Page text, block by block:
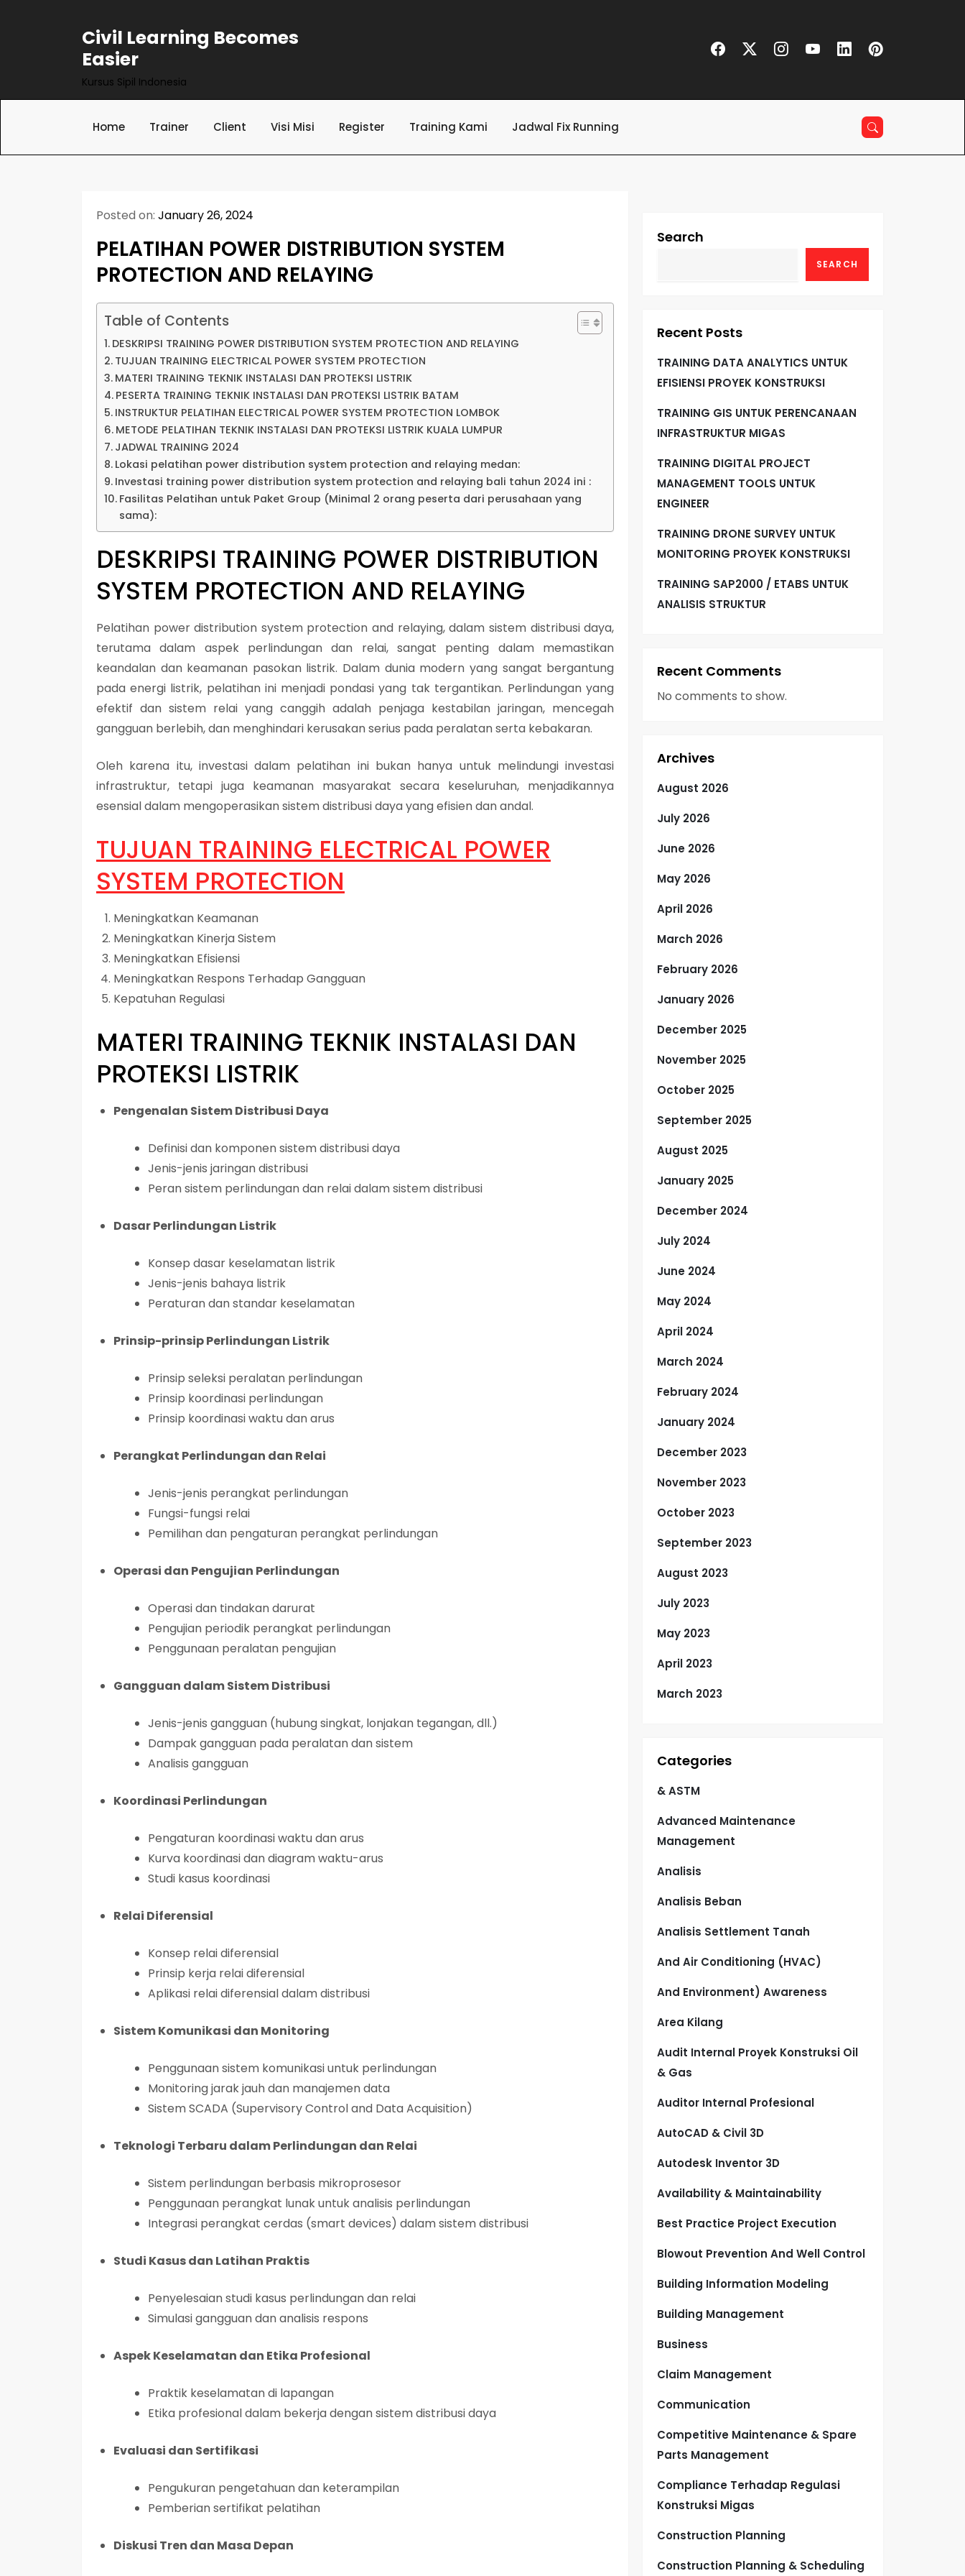
Civil Learning Becomes
Easier
Kursus Sipil Indonesia
Home Trainer Client Visi Misi Register Training Kami Jadwal Fix Running
Posted on: January 26, 2024
PELATIHAN POWER DISTRIBUTION SYSTEM
PROTECTION AND RELAYING
Table of Contents
DESKRIPSI TRAINING POWER DISTRIBUTION SYSTEM PROTECTION AND RELAYING
TUJUAN TRAINING ELECTRICAL POWER SYSTEM PROTECTION
MATERI TRAINING TEKNIK INSTALASI DAN PROTEKSI LISTRIK
PESERTA TRAINING TEKNIK INSTALASI DAN PROTEKSI LISTRIK BATAM
INSTRUKTUR PELATIHAN ELECTRICAL POWER SYSTEM PROTECTION LOMBOK
METODE PELATIHAN TEKNIK INSTALASI DAN PROTEKSI LISTRIK KUALA LUMPUR
JADWAL TRAINING 2024
Lokasi pelatihan power distribution system protection and relaying medan:
Investasi training power distribution system protection and relaying bali tahun 2024 ini :
Fasilitas Pelatihan untuk Paket Group (Minimal 2 orang peserta dari perusahaan yang
sama):
DESKRIPSI TRAINING POWER DISTRIBUTION
SYSTEM PROTECTION AND RELAYING
Pelatihan power distribution system protection and relaying, dalam sistem distribusi daya,
terutama dalam aspek perlindungan dan relai, sangat penting dalam memastikan
keandalan dan keamanan pasokan listrik. Dalam dunia modern yang sangat bergantung
pada energi listrik, pelatihan ini menjadi pondasi yang tak tergantikan. Perlindungan yang
efektif dan sistem relai yang canggih adalah penjaga kestabilan jaringan, mencegah
gangguan berlebih, dan menghindari kerusakan serius pada peralatan serta kebakaran.
Oleh karena itu, investasi dalam pelatihan ini bukan hanya untuk melindungi investasi
infrastruktur, tetapi juga keamanan masyarakat secara keseluruhan, menjadikannya
esensial dalam mengoperasikan sistem distribusi daya yang efisien dan andal.
TUJUAN TRAINING ELECTRICAL POWER
SYSTEM PROTECTION
Meningkatkan Keamanan
Meningkatkan Kinerja Sistem
Meningkatkan Efisiensi
Meningkatkan Respons Terhadap Gangguan
Kepatuhan Regulasi
MATERI TRAINING TEKNIK INSTALASI DAN
PROTEKSI LISTRIK
Pengenalan Sistem Distribusi Daya
Definisi dan komponen sistem distribusi daya
Jenis-jenis jaringan distribusi
Peran sistem perlindungan dan relai dalam sistem distribusi
Dasar Perlindungan Listrik
Konsep dasar keselamatan listrik
Jenis-jenis bahaya listrik
Peraturan dan standar keselamatan
Prinsip-prinsip Perlindungan Listrik
Prinsip seleksi peralatan perlindungan
Prinsip koordinasi perlindungan
Prinsip koordinasi waktu dan arus
Perangkat Perlindungan dan Relai
Jenis-jenis perangkat perlindungan
Fungsi-fungsi relai
Pemilihan dan pengaturan perangkat perlindungan
Operasi dan Pengujian Perlindungan
Operasi dan tindakan darurat
Pengujian periodik perangkat perlindungan
Penggunaan peralatan pengujian
Gangguan dalam Sistem Distribusi
Jenis-jenis gangguan (hubung singkat, lonjakan tegangan, dll.)
Dampak gangguan pada peralatan dan sistem
Analisis gangguan
Koordinasi Perlindungan
Pengaturan koordinasi waktu dan arus
Kurva koordinasi dan diagram waktu-arus
Studi kasus koordinasi
Relai Diferensial
Konsep relai diferensial
Prinsip kerja relai diferensial
Aplikasi relai diferensial dalam distribusi
Sistem Komunikasi dan Monitoring
Penggunaan sistem komunikasi untuk perlindungan
Monitoring jarak jauh dan manajemen data
Sistem SCADA (Supervisory Control and Data Acquisition)
Teknologi Terbaru dalam Perlindungan dan Relai
Sistem perlindungan berbasis mikroprosesor
Penggunaan perangkat lunak untuk analisis perlindungan
Integrasi perangkat cerdas (smart devices) dalam sistem distribusi
Studi Kasus dan Latihan Praktis
Penyelesaian studi kasus perlindungan dan relai
Simulasi gangguan dan analisis respons
Aspek Keselamatan dan Etika Profesional
Praktik keselamatan di lapangan
Etika profesional dalam bekerja dengan sistem distribusi daya
Evaluasi dan Sertifikasi
Pengukuran pengetahuan dan keterampilan
Pemberian sertifikat pelatihan
Diskusi Tren dan Masa Depan
Search
SEARCH
Recent Posts
TRAINING DATA ANALYTICS UNTUK
EFISIENSI PROYEK KONSTRUKSI
TRAINING GIS UNTUK PERENCANAAN
INFRASTRUKTUR MIGAS
TRAINING DIGITAL PROJECT
MANAGEMENT TOOLS UNTUK
ENGINEER
TRAINING DRONE SURVEY UNTUK
MONITORING PROYEK KONSTRUKSI
TRAINING SAP2000 / ETABS UNTUK
ANALISIS STRUKTUR
Recent Comments
No comments to show.
Archives
August 2026
July 2026
June 2026
May 2026
April 2026
March 2026
February 2026
January 2026
December 2025
November 2025
October 2025
September 2025
August 2025
January 2025
December 2024
July 2024
June 2024
May 2024
April 2024
March 2024
February 2024
January 2024
December 2023
November 2023
October 2023
September 2023
August 2023
July 2023
May 2023
April 2023
March 2023
Categories
& ASTM
Advanced Maintenance
Management
Analisis
Analisis Beban
Analisis Settlement Tanah
And Air Conditioning (HVAC)
And Environment) Awareness
Area Kilang
Audit Internal Proyek Konstruksi Oil
& Gas
Auditor Internal Profesional
AutoCAD & Civil 3D
Autodesk Inventor 3D
Availability & Maintainability
Best Practice Project Execution
Blowout Prevention And Well Control
Building Information Modeling
Building Management
Business
Claim Management
Communication
Competitive Maintenance & Spare
Parts Management
Compliance Terhadap Regulasi
Konstruksi Migas
Construction Planning
Construction Planning & Scheduling